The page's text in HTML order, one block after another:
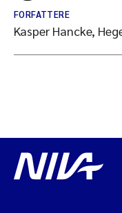
FORFATTERE
Kasper Hancke,